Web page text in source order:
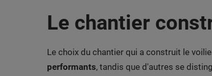
Le chantier
Le choix du chantier qui a construit le
performants, tandis que d'autres se